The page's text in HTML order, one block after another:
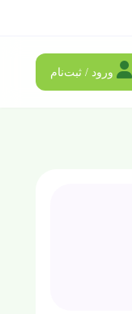
ورود / ثبت‌نام